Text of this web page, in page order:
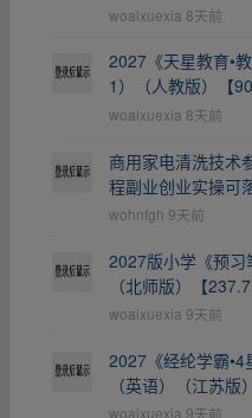
woaixuexia 8天前
2027《天星教育•
1）（人教版）【
woaixuexia 8天前
商用家电清洗技术
程副业创业实操可
wohnfgh 9天前
2027版小学《预习
（北师版）【
woaixuexia 9天前
2027《经纶学霸•4
（英语）（江苏版
woaixuexia 9天前